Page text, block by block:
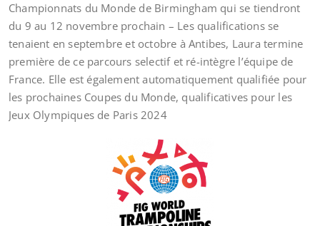
Championnats du Monde de Birmingham qui se tiendront
du 9 au 12 novembre prochain – Les qualifications se
tenaient en septembre et octobre à Antibes, Laura termine
première de ce parcours selectif et ré-intègre l’équipe de
France. Elle est également automatiquement qualifiée pour
les prochaines Coupes du Monde, qualificatives pour les
Jeux Olympiques de Paris 2024